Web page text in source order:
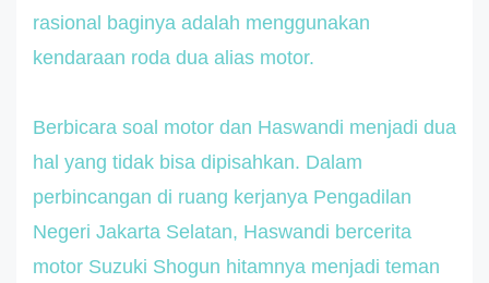
rasional baginya adalah menggunakan
kendaraan roda dua alias motor.
Berbicara soal motor dan Haswandi menjadi dua
hal yang tidak bisa dipisahkan. Dalam
perbincangan di ruang kerjanya Pengadilan
Negeri Jakarta Selatan, Haswandi bercerita
motor Suzuki Shogun hitamnya menjadi teman